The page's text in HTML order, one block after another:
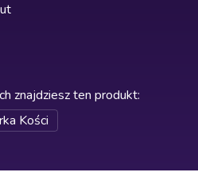
znajdziesz ten produkt:
Kości